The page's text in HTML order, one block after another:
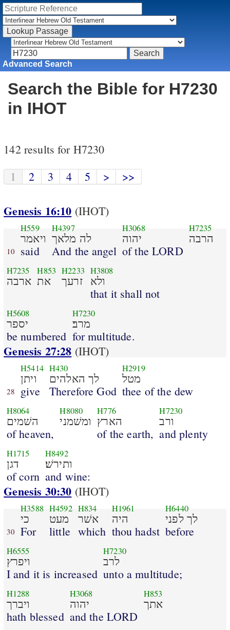
Advanced Search
Search the Bible for H7230
in IHOT
142 results for H7230
1
2 3 4 5 > >>
Genesis 16:10 (IHOT)
10
H559
ויאמר
said
H4397
לה מלאך
And the angel
H3068
יהוה
of the LORD
H7235
הרבה
H7235
ארבה
H853
את
H2233
זרעך
H3808
ולא
that it shall not
H5608
יספר
be numbered
H7230
מרב׃
for multitude.
Genesis 27:28 (IHOT)
28
H5414
ויתן
give
H430
לך האלהים
Therefore God
H2919
מטל
thee of the dew
H8064
השׁמים
of heaven,
H8080
ומשׁמני
H776
הארץ
of the earth,
H7230
ורב
and plenty
H1715
דגן
of corn
H8492
ותירשׁ׃
and wine:
Genesis 30:30 (IHOT)
30
H3588
כי
For
H4592
מעט
little
H834
אשׁר
which
H1961
היה
thou hadst
H6440
לך לפני
before
H6555
ויפרץ
I and it is increased
H7230
לרב
unto a multitude;
H1288
ויברך
hath blessed
H3068
יהוה
and the LORD
H853
אתך